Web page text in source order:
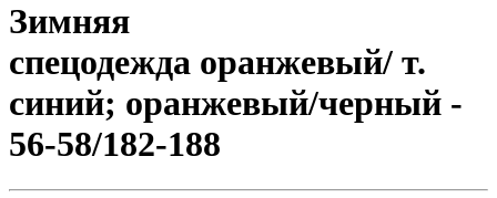
Зимняя
спецодежда оранжевый/ т.
синий; оранжевый/черный -
56-58/182-188